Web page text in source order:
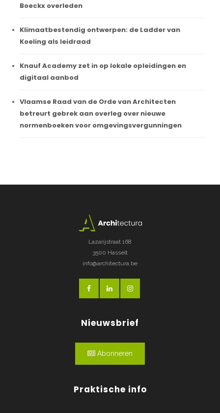
Boeckx overleden
Klimaatbestendig ontwerpen: de Ladder van
Koeling als leidraad
Knauf Academy zet in op lokale opleidingen en
digitaal aanbod
Vlaamse Raad van de Orde van Architecten
betreurt gebrek aan overleg over nieuwe
normenboeken voor omgevingsvergunningen
Lazarijstraat 168
3500 Hasselt
info@architectura.be
Nieuwsbrief
Abonneren
Praktische info